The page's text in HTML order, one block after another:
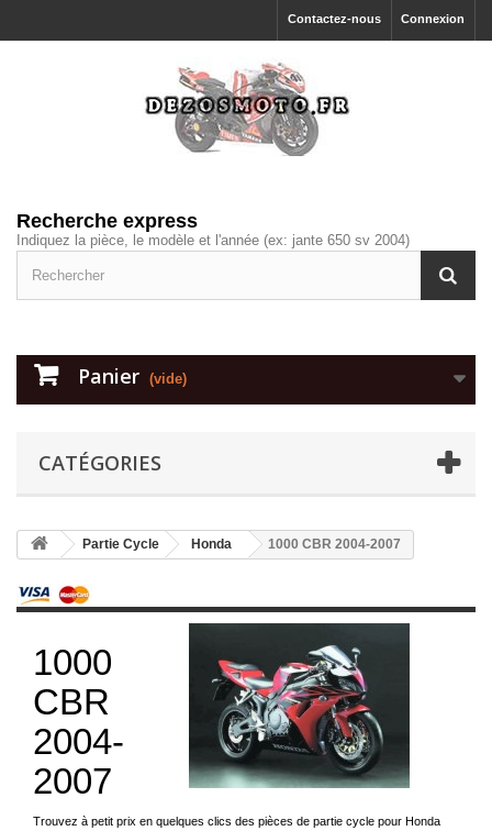
Connexion
Contactez-nous
Recherche express
Indiquez la pièce, le modèle et l'année (ex: jante 650 sv 2004)
Panier (vide)
CATÉGORIES
Partie Cycle Honda 1000 CBR 2004-2007
1000
CBR
2004-
2007
Trouvez à petit prix en quelques clics des pièces de partie cycle pour Honda